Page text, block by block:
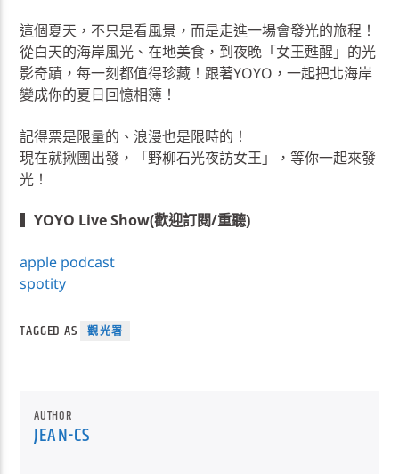
這個夏天，不只是看風景，而是走進一場會發光的旅程！
從白天的海岸風光、在地美食，到夜晚「女王甦醒」的光
影奇蹟，每一刻都值得珍藏！跟著YOYO，一起把北海岸
變成你的夏日回憶相簿！
記得票是限量的、浪漫也是限時的！
現在就揪團出發，「野柳石光夜訪女王」，等你一起來發
光！
▍YOYO Live Show(歡迎訂閱/重聽)
apple podcast
spotity
TAGGED AS 觀光署
AUTHOR
JEAN-CS